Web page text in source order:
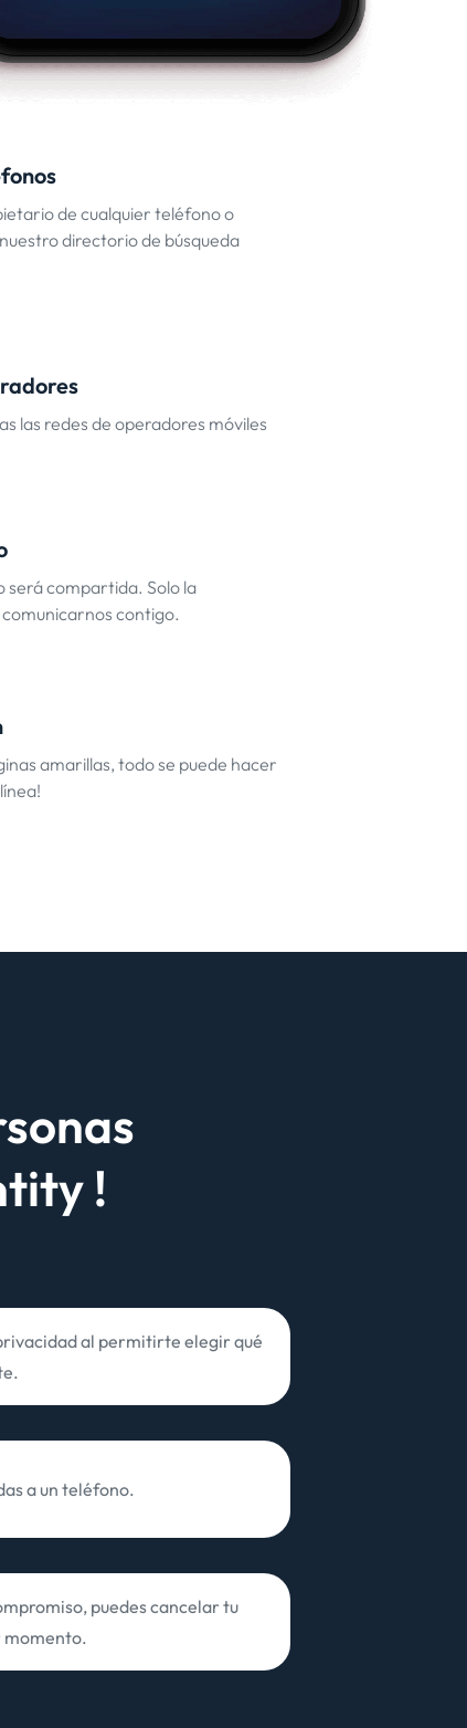
de cualquier teléfono o
directorio de búsqueda
las redes de operadores móviles
será compartida. Solo la
contigo.
amarillas, todo se puede hacer
!
al permitirte elegir qué
a un teléfono.
puedes cancelar tu
momento.